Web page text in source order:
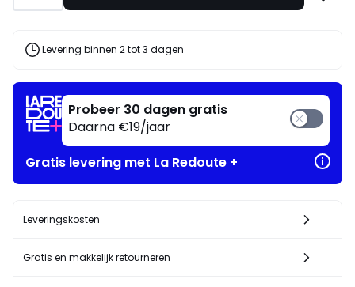
artikelen
!
Levering binnen 2 tot 3 dagen
Probeer 30 dagen gratis
Daarna €19/jaar
Gratis levering met La Redoute +
Leveringskosten
Gratis en makkelijk retourneren